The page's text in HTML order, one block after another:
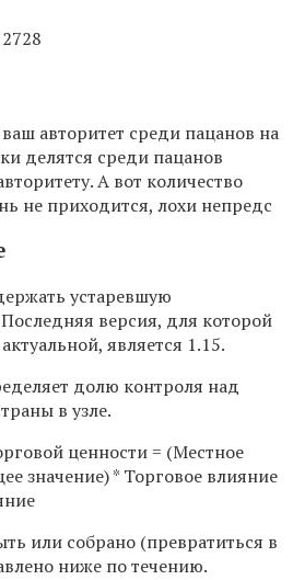
авторитет среди пацанов на
делятся среди пацанов
А вот количество
не приходится, лохи непредс
устаревшую
версия, для которой
является 1.15.
долю контроля над
в узле.
ценности = (Местное
значение) * Торговое влияние
или собрано (превратиться в
ниже по течению.